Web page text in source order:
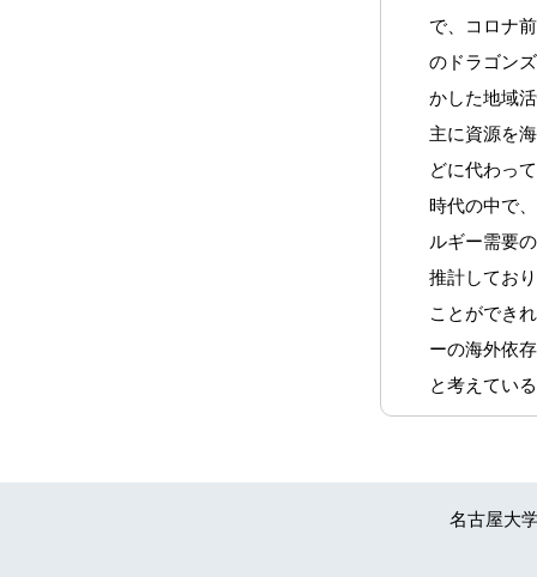
で、コロナ
のドラゴン
かした地域
主に資源を
どに代わっ
時代の中で
ルギー需要
推計してお
ことができ
ーの海外依
と考えてい
名古屋大